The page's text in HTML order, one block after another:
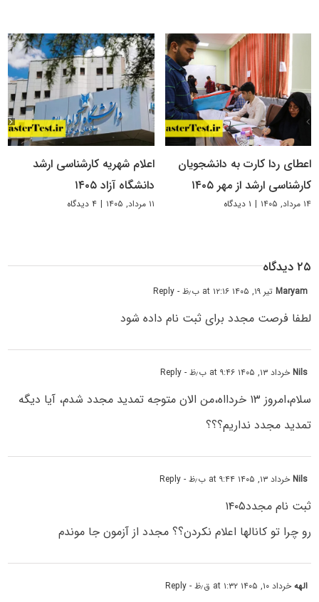
اعطای ردا کارت به دانشجویان
کارشناسی ارشد از مهر ۱۴۰۵
۱۴ مرداد, ۱۴۰۵ | ۱ دیدگاه
اعلام شهریه کارشناسی ارشد
دانشگاه آزاد ۱۴۰۵
۱۱ مرداد, ۱۴۰۵ | ۴ دیدگاه
۲۵ دیدگاه
Maryamتیر ۱۹, ۱۴۰۵ at ۱۲:۱۶ ب٫ظ - Reply
لطفا فرصت مجدد برای ثبت نام داده شود
Nilsخرداد ۱۳, ۱۴۰۵ at ۹:۴۶ ب٫ظ - Reply
سلام،امروز ۱۳ خردااه،من الان متوجه تمدید مجدد شدم، آیا دیگه
تمدید مجدد نداریم؟؟؟
Nilsخرداد ۱۳, ۱۴۰۵ at ۹:۴۴ ب٫ظ - Reply
ثبت نام مجدد۱۴۰۵
رو چرا تو کانالها اعلام نکردن؟؟ مجدد از آزمون جا موندم
الههخرداد ۱۰, ۱۴۰۵ at ۱:۳۲ ق٫ظ - Reply